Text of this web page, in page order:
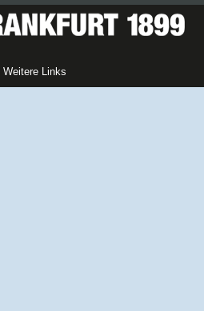
Weitere Links